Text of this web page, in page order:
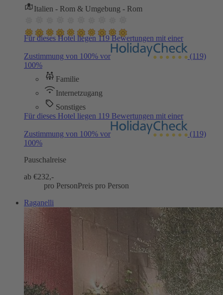
Italien - Rom & Umgebung - Rom
Für dieses Hotel liegen 119 Bewertungen mit einer
Zustimmung von 100% vor
(119)
100%
Familie
Internetzugang
Sonstiges
Für dieses Hotel liegen 119 Bewertungen mit einer
Zustimmung von 100% vor
(119)
100%
Pauschalreise
ab €232,-
pro PersonPreis pro Person
Raganelli